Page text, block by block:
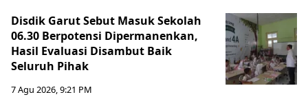
Disdik Garut Sebut Masuk Sekolah
06.30 Berpotensi Dipermanenkan,
Hasil Evaluasi Disambut Baik
Seluruh Pihak
7 Agu 2026, 9:21 PM